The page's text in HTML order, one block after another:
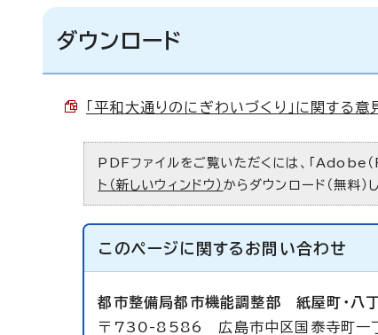
ダウンロード
「平和大通りのにぎわいづくり」に関す
PDFファイルをご覧いただくには、「Adobe
ト（新しいウィンドウ） からダウンロード（無料）
このページに関する お問い合わせ
都市整備局都市機能調整部紙屋町・八
〒730-8586 広島市中区国泰寺町一